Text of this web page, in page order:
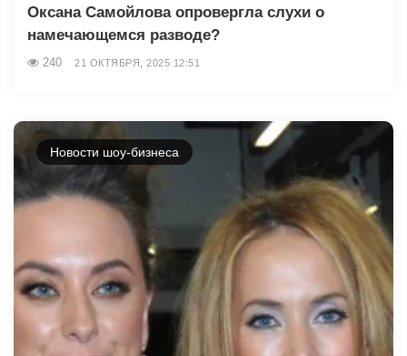
Оксана Самойлова опровергла слухи о
намечающемся разводе?
240 21 ОКТЯБРЯ, 2025 12:51
Новости шоу-бизнеса